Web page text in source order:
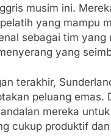
musim ini.
yang mampu
sebagai tim
yang
terakhir,
peluang
mereka
cukup produktif